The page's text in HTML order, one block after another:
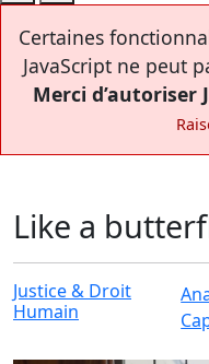
Certaines
JavaScript ne peut
Merci d’autoriser
Like a
Justice & Droit
Humain